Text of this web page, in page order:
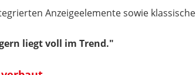
Anzeigeelemente sowie klassische
liegt voll im Trend."